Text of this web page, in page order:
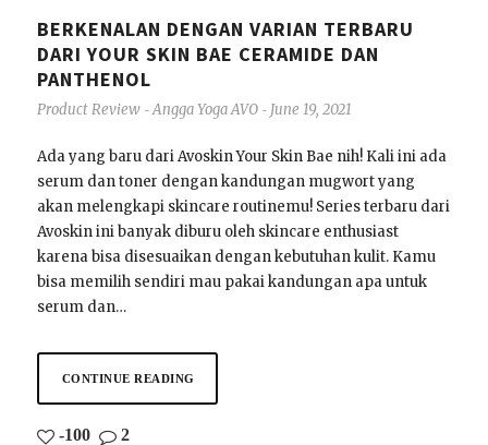
BERKENALAN DENGAN VARIAN TERBARU
DARI YOUR SKIN BAE CERAMIDE DAN
PANTHENOL
Product Review - Angga Yoga AVO - June 19, 2021
Ada yang baru dari Avoskin Your Skin Bae nih! Kali ini ada
serum dan toner dengan kandungan mugwort yang
akan melengkapi skincare routinemu! Series terbaru dari
Avoskin ini banyak diburu oleh skincare enthusiast
karena bisa disesuaikan dengan kebutuhan kulit. Kamu
bisa memilih sendiri mau pakai kandungan apa untuk
serum dan…
CONTINUE READING
-100 2